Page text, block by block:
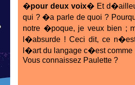
�pour deux voix� Et
qui ? �a parle de quoi ?
notre �poque, je veux bien ;
l�absurde ! Ceci dit, ce
l�art du langage c�est comme
Vous connaissez Paulette ?